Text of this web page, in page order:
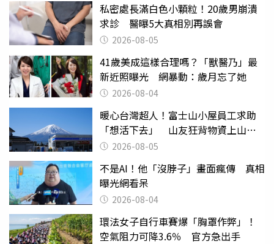
私密處長滿白色小顆粒！20歲男崩潰
求診 醫曝5大真相別再誤會
2026-08-05
41歲美成這樣合理嗎？「獸醫乃」最
新近照曝光 網暴動：歲月忘了她
2026-08-04
暖心台灣超人！富士山小屋員工求助
「想活下去」 山友狂背物資上山：
台灣真的是寶島
2026-08-05
不是AI！他「沒脖子」畫面瘋傳 真相
曝光網看呆
2026-08-04
環法女子自行車賽爆「胸罩作弊」！
空氣阻力可降3.6％ 官方急出手